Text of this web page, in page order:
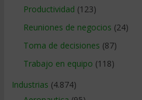
Productividad (123)
Reuniones de negocios (24)
Toma de decisiones (87)
Trabajo en equipo (118)
Industrias (4.874)